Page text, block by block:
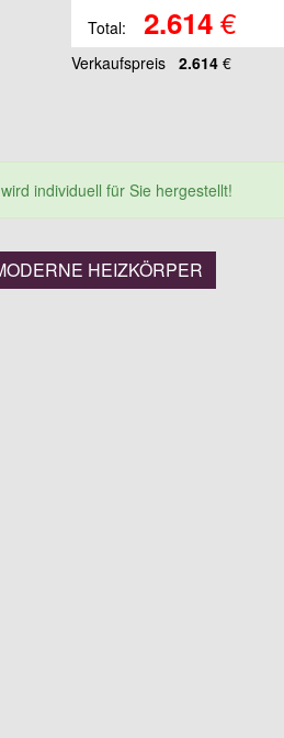
Total: 2.614€
Verkaufspreis 2.614€
individuell für Sie hergestellt!
HEIZKÖRPER